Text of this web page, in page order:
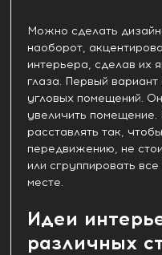
Можно сделать
наоборот,
интерьера, сделав их
глаза. Первый
угловых помещений.
увеличить
расставлять так,
передвижению, не
или сгруппировать
месте.
Идеи
различных